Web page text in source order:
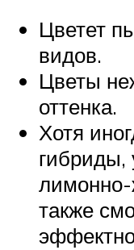
Цветет
видов.
Цветы
оттенка.
Хотя
гибриды,
лимонно-
также